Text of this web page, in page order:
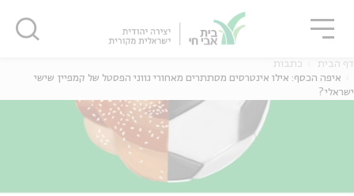
אנגלית
דף הבית
כתבות
איפה הכסף: אילו אינטרסים מסתתרים מאחורי גווני הפסטל של קמפיין שישי
ישראלי?
סגור